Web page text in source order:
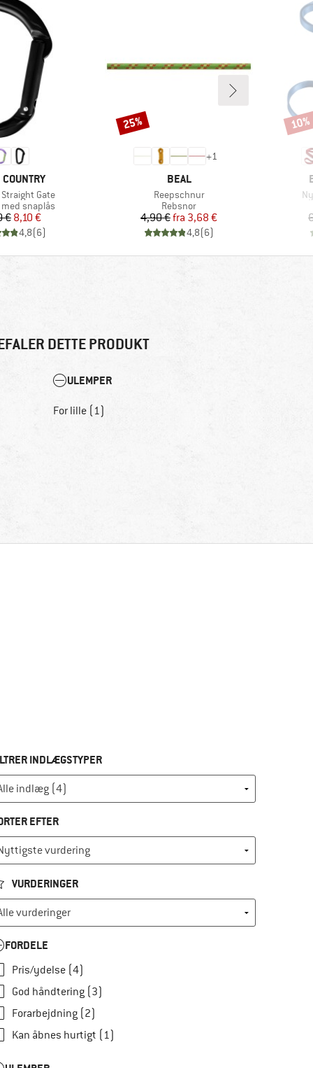
Gate
snaplås
Pris
€Nedsat pris
8,10 €
4,8(6)
+1
MÆRKE
BEAL
Artikel
Reepschnur
Produktgruppe
Rebsnor
Pris
4,90 € Nedsat pris
fra 3,68 €
4,8(6)
Rabat
25% Rabat
10%
DETTE PRODUKT
ULEMPER
For lille (1)
INDLÆGSTYPER
EFTER
VURDERINGER
FORDELE
Pris/ydelse (4)
God håndtering (3)
Forarbejdning (2)
Kan åbnes hurtigt (1)